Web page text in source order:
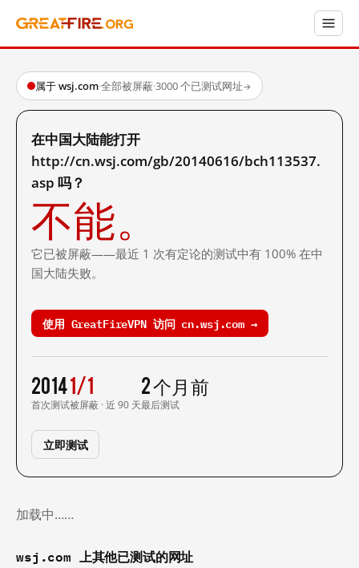
属于 wsj.com·全部被屏蔽·3000 个已测试网址→
在中国大陆能打开
http://cn.wsj.com/gb/20140616/bch113537.
asp 吗？
不能。
它已被屏蔽——最近 1 次有定论的测试中有 100% 在中
国大陆失败。
使用 GreatFireVPN 访问 cn.wsj.com →
2014
首次测试
1/1
被屏蔽 · 近 90 天
2 个月前
最后测试
立即测试
加载中……
wsj.com 上其他已测试的网址